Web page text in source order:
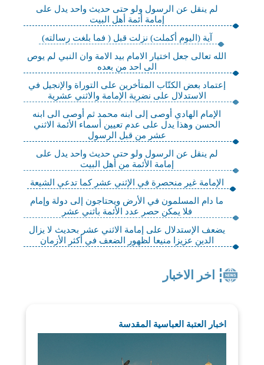
لم ينقل عن الرسول ولو حتى حديث واحد يدل على
إمامة أئمة أهل البيت
آية (اليوم أكملت) نزلت قبل ( فما بلغت رسالته)
الله تعالى جعل اختيار الامام بيد الامة وان النبي لم يوص
الى احد من بعده
إعتماد بعض الكتّاب المتأخرين على التوراة والإنجيل في
الاستدلال على نضرية الإمامة والاثني عشرية
الإمام الهادي أوصى إلى ابنه محمد ثم أوصى الى ابنه
الحسن وهذا يدل على عدم تعيين أسماء الأئمة الاثني
عشر من قبل الرسول
لم ينقل عن الرسول ولو حتى حديث واحد يدل على
إمامة الأئمة من أهل البيت
الإمامة غير منحصرة في الإثني عشر كما تدعي الشيعة
ما دام المسلمون في الأرض ويحتاجون إلى دولة وإمام
فلا يمكن حصر عدد الأئمة باثني عشر
يضعف الإستدلال على إمامة الاثني عشر بحديث لا يزال
الدين عزيزا منيعا لظهور الضعف في أكثر الأزمان
اخر الاخبار
اخبار العتبة العباسية المقدسة